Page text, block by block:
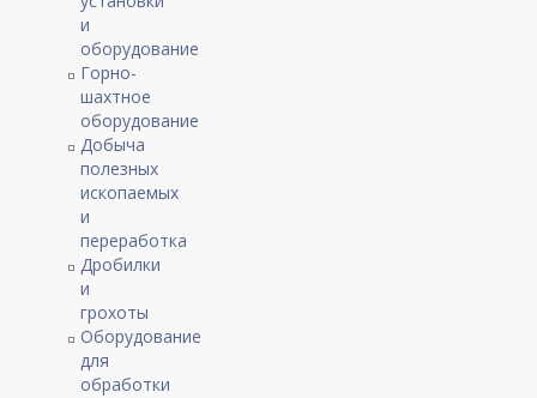
и
оборудование
Горно-
шахтное
оборудование
Добыча
полезных
ископаемых
и
переработка
Дробилки
и
грохоты
Оборудование
для
обработки